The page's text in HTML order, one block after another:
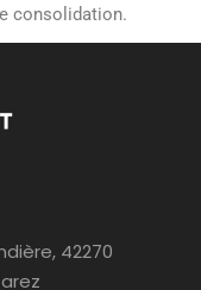
consolidation.
42270